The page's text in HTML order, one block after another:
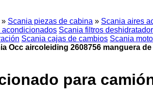
» Scania piezas de cabina » Scania aires
acondicionados Scania filtros
Scania cajas de cambios Scania
Occ aircoleiding 2608756 manguera de
para